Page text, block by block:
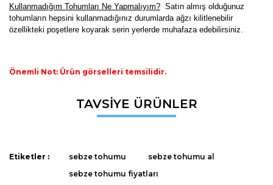
Kullanmadığım Tohumları Ne Yapmalıyım? Satın almış olduğunuz
tohumların hepsini kullanmadığınız durumlarda ağzı kilitlenebilir
özellikteki poşetlere koyarak serin yerlerde muhafaza edebilirsiniz.
Önemli Not: Ürün görselleri temsilidir.
Bu ürüne ilk yorumu siz yapın!
Yorum Yaz
Bu ürünün fiyat bilgisi, resim, ürün açıklamalarında ve diğer
konularda yetersiz gördüğünüz noktaları öneri formunu
TAVSİYE ÜRÜNLER
Etiketler : sebze tohumu
sebze tohumu al
sebze tohumu fiyatları